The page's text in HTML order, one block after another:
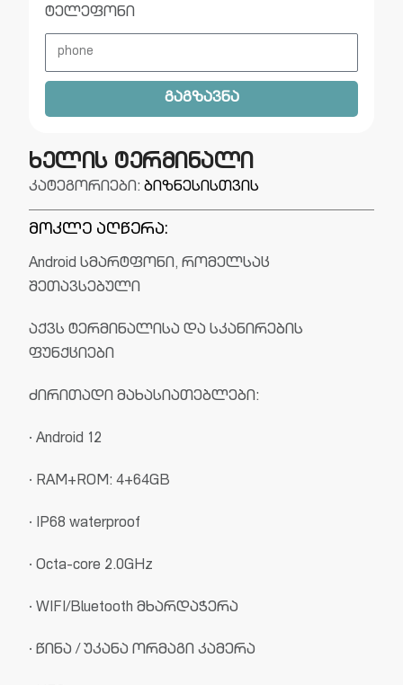
ტელეფონი
გაგზავნა
ხელის ტერმინალი
კატეგორიები: ბიზნესისთვის
მოკლე აღწერა:
Android სმარტფონი, რომელსაც
შეთავსებული
აქვს ტერმინალისა და სკანირების
ფუნქციები
ძირითადი მახასიათებლები:
· Android 12
· RAM+ROM: 4+64GB
· IP68 waterproof
· Octa-core 2.0GHz
· WIFI/Bluetooth მხარდაჭერა
· წინა / უკანა ორმაგი კამერა